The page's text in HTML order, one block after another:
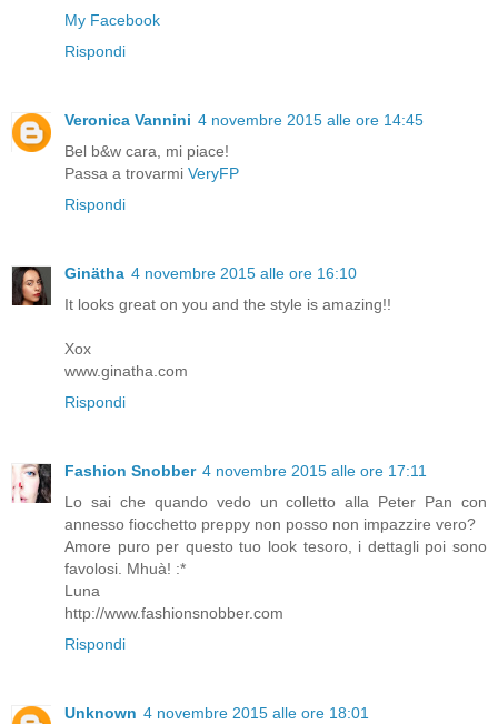
My Facebook
Rispondi
Veronica Vannini 4 novembre 2015 alle ore 14:45
Bel b&w cara, mi piace!
Passa a trovarmi VeryFP
Rispondi
Ginätha 4 novembre 2015 alle ore 16:10
It looks great on you and the style is amazing!!
Xox
www.ginatha.com
Rispondi
Fashion Snobber 4 novembre 2015 alle ore 17:11
Lo sai che quando vedo un colletto alla Peter Pan con
annesso fiocchetto preppy non posso non impazzire vero?
Amore puro per questo tuo look tesoro, i dettagli poi sono
favolosi. Mhuà! :*
Luna
http://www.fashionsnobber.com
Rispondi
Unknown 4 novembre 2015 alle ore 18:01